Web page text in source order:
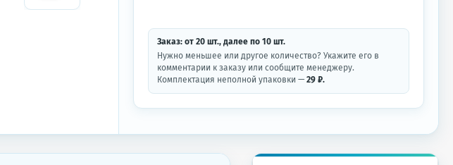
Заказ: от20 шт., далее по10 шт.
Нужно меньшее или другое количество? Укажите его в
комментарии к заказу или сообщите менеджеру.
Комплектация неполной упаковки —29 ₽.